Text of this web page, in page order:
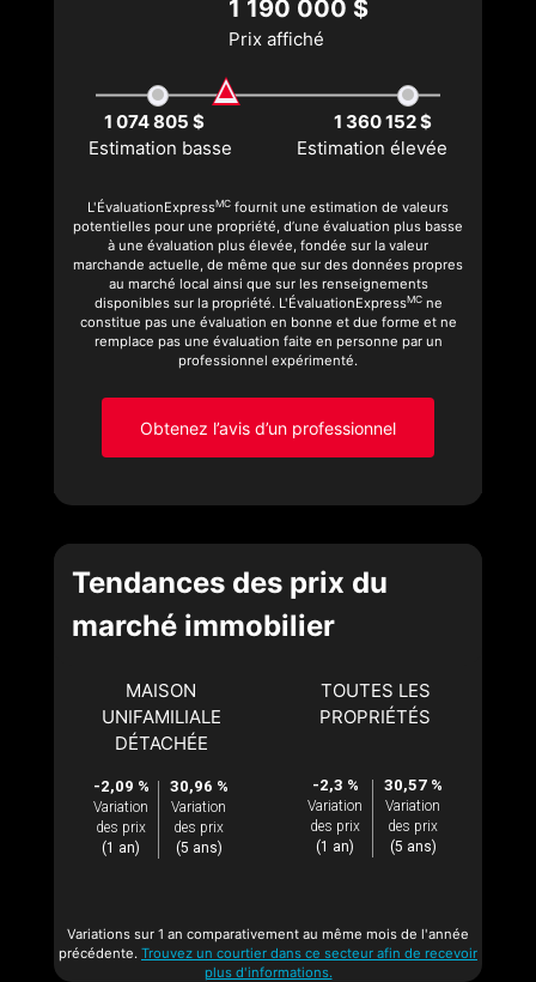
1 190 000 $
Prix affiché
1 074 805 $
1 360 152 $
Estimation basse
Estimation élevée
L'ÉvaluationExpressMC fournit une estimation de valeurs
potentielles pour une propriété, d’une évaluation plus basse
à une évaluation plus élevée, fondée sur la valeur
marchande actuelle, de même que sur des données propres
au marché local ainsi que sur les renseignements
disponibles sur la propriété. L'ÉvaluationExpressMCne
constitue pas une évaluation en bonne et due forme et ne
remplace pas une évaluation faite en personne par un
professionnel expérimenté.
Obtenez l’avis d’un professionnel
Tendances des prix du
marché immobilier
MAISON
UNIFAMILIALE
DÉTACHÉE
-2,09 %
Variation
des prix
(1 an)
30,96 %
Variation
des prix
(5 ans)
TOUTES LES
PROPRIÉTÉS
-2,3 %
Variation
des prix
(1 an)
30,57 %
Variation
des prix
(5 ans)
Variations sur 1 an comparativement au même mois de l'année
précédente. Trouvez un courtier dans ce secteur afin de recevoir
plus d'informations.